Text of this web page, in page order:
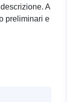
A
preliminari e